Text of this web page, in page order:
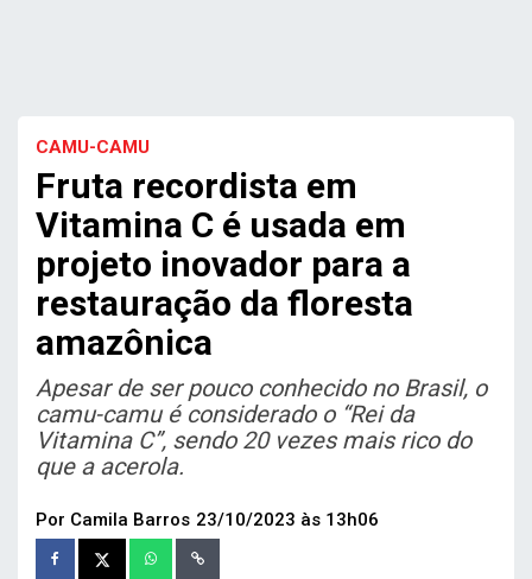
CAMU-CAMU
Fruta recordista em
Vitamina C é usada em
projeto inovador para a
restauração da floresta
amazônica
Apesar de ser pouco conhecido no Brasil, o
camu-camu é considerado o “Rei da
Vitamina C”, sendo 20 vezes mais rico do
que a acerola.
Por Camila Barros 23/10/2023 às 13h06